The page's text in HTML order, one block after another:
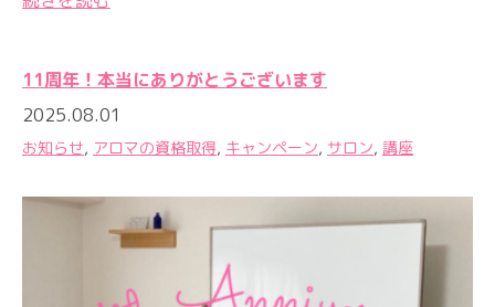
11周年！本当にありがとうございます
2025.08.01
お知らせ, アロマの資格取得, キャンペーン, サロン, 講座